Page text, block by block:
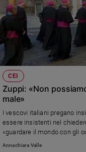
CEI
Zuppi: «Non
male»
I vescovi italiani pregano
essere insistenti nel
«guardare il mondo con gli
Annachiara Valle